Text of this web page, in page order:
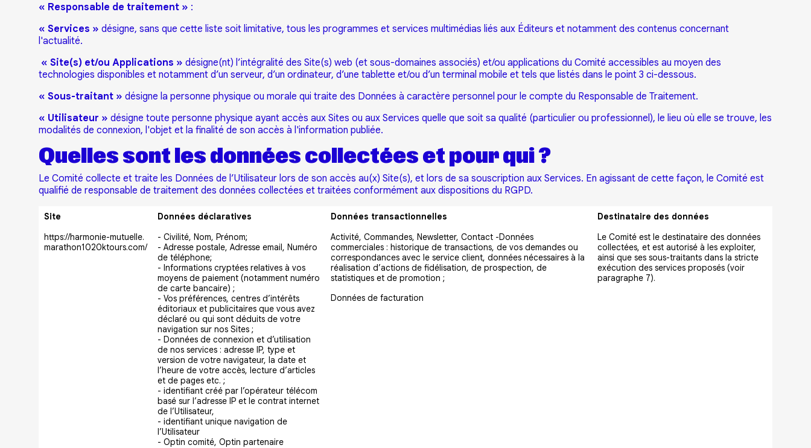
« Responsable de traitement » :
« Services » désigne, sans que cette liste soit limitative, tous les programmes et services multimédias liés aux Éditeurs et notamment des contenus concernant
l'actualité.
« Site(s) et/ou Applications » désigne(nt) l’intégralité des Site(s) web (et sous-domaines associés) et/ou applications du Comité accessibles au moyen des
technologies disponibles et notamment d’un serveur, d’un ordinateur, d’une tablette et/ou d’un terminal mobile et tels que listés dans le point 3 ci-dessous.
« Sous-traitant » désigne la personne physique ou morale qui traite des Données à caractère personnel pour le compte du Responsable de Traitement.
« Utilisateur » désigne toute personne physique ayant accès aux Sites ou aux Services quelle que soit sa qualité (particulier ou professionnel), le lieu où elle se trouve, les
modalités de connexion, l'objet et la finalité de son accès à l'information publiée.
Quelles sont les données collectées et pour qui ?
Le Comité collecte et traite les Données de l’Utilisateur lors de son accès au(x) Site(s), et lors de sa souscription aux Services. En agissant de cette façon, le Comité est
qualifié de responsable de traitement des données collectées et traitées conformément aux dispositions du RGPD.
Site Données déclaratives Données transactionnelles
Destinataire des données
https://harmonie-mutuelle.
marathon1020ktours.com/
- Civilité, Nom, Prénom;
- Adresse postale, Adresse email, Numéro
de téléphone;
- Informations cryptées relatives à vos
moyens de paiement (notamment numéro
de carte bancaire) ;
- Vos préférences, centres d’intérêts
éditoriaux et publicitaires que vous avez
déclaré ou qui sont déduits de votre
navigation sur nos Sites ;
- Données de connexion et d’utilisation
de nos services : adresse IP, type et
version de votre navigateur, la date et
l’heure de votre accès, lecture d’articles
et de pages etc. ;
- identifiant créé par l’opérateur télécom
basé sur l’adresse IP et le contrat internet
de l’Utilisateur,
- identifiant unique navigation de
l’Utilisateur
- Optin comité, Optin partenaire
Activité, Commandes, Newsletter, Contact -Données
commerciales : historique de transactions, de vos demandes ou
correspondances avec le service client, données nécessaires à la
réalisation d’actions de fidélisation, de prospection, de
statistiques et de promotion ;
Données de facturation
Le Comité est le destinataire des données
collectées, et est autorisé à les exploiter,
ainsi que ses sous-traitants dans la stricte
exécution des services proposés (voir
paragraphe 7).